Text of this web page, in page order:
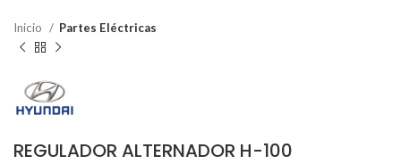
Inicio Partes Eléctricas
REGULADOR ALTERNADOR H-100